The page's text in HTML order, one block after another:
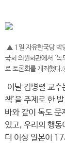
▲ 1일 자유한국당 박
국회 의원회관에서 '독
로 토론회를 개최했
이날 김병렬 교수
책’을 주제로 한
바와 같이 독도 문
있고, 우리의 행동
더 이상 일본이